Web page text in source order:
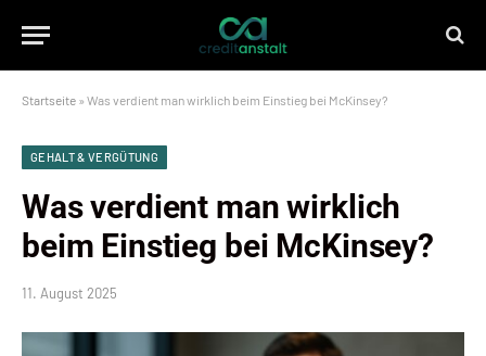
Startseite » Was verdient man wirklich beim Einstieg bei McKinsey?
GEHALT & VERGÜTUNG
Was verdient man wirklich
beim Einstieg bei McKinsey?
11. August 2025